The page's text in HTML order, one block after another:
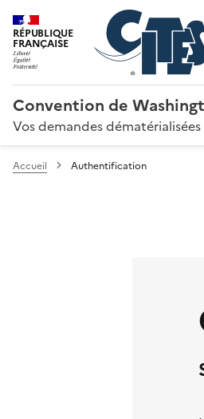
RÉPUBLIQUE
FRANÇAISE
Convention de
Vos demandes
Accueil Authentification